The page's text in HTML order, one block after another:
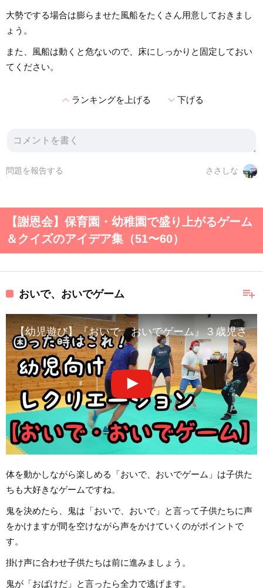
大勢でする場合は膨らませた風船をたくさん用意しておきまし
ょう。
また、風船は動くと危ないので、床にしっかりと固定しておい
てください。
expand_lessランキングを上げる expand_more下げる
ささしな
問題を報告する
【謝恩会】保育園・幼稚園で盛り上がるゲーム
＆クイズのアイデア集（51〜60）
playlist_add
おいで、おいでゲーム
【幼児遊び】『おいで、おいでゲーム』３歳児さ
体を動かしながら楽しめる「おいで、おいでゲーム」は子供た
ちも大好きなゲームですね。
鬼を決めたら、鬼は「おいで、おいで」と言って子供たちに声
をかけますが間を空けながら声をかけていくのがポイントで
す。
掛け声に合わせ子供たちは前に進みましょう。
鬼が「おばけだ」と言ったら全力で逃げます。